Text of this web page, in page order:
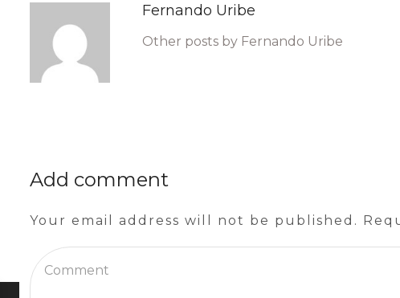
Fernando Uribe
Other posts by Fernando Uribe
Add comment
Your email address will not be published.